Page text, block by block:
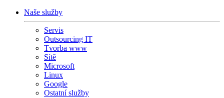
Naše služby
Servis
Outsourcing IT
Tvorba www
Sítě
Microsoft
Linux
Google
Ostatní služby